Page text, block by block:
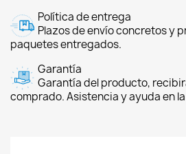
Política de entrega
Plazos de envío concretos y
paquetes entregados.
Garantía
Garantía del producto,
comprado. Asistencia y ayuda en